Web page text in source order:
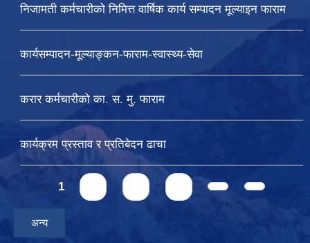
निजामती कर्मचारीको निमित्त वार्षिक कार्य सम्पादन मूल्याइन फाराम
कार्यसम्पादन-मूल्याङ्कन-फाराम-स्वास्थ्य-सेवा
करार कर्मचारीको का. स. मु. फाराम
कार्यक्रम प्रस्ताव र प्रतिबेदन ढाचा
Pages
1
अन्य